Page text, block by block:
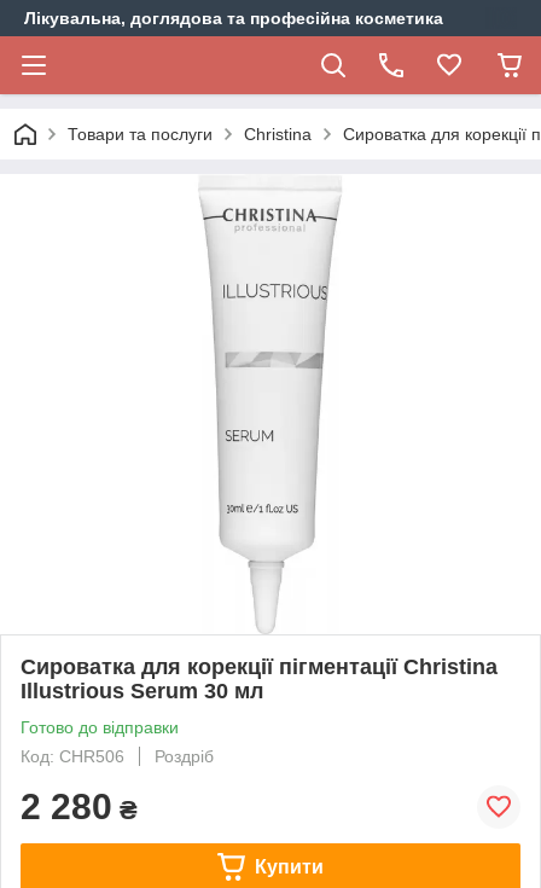
Лікувальна, доглядова та професійна косметика
Товари та послуги Christina Сироватка для корекції
Сироватка для корекції пігментації Christina
Illustrious Serum 30 мл
Готово до відправки
Код: CHR506
Роздріб
2 280 ₴
Купити